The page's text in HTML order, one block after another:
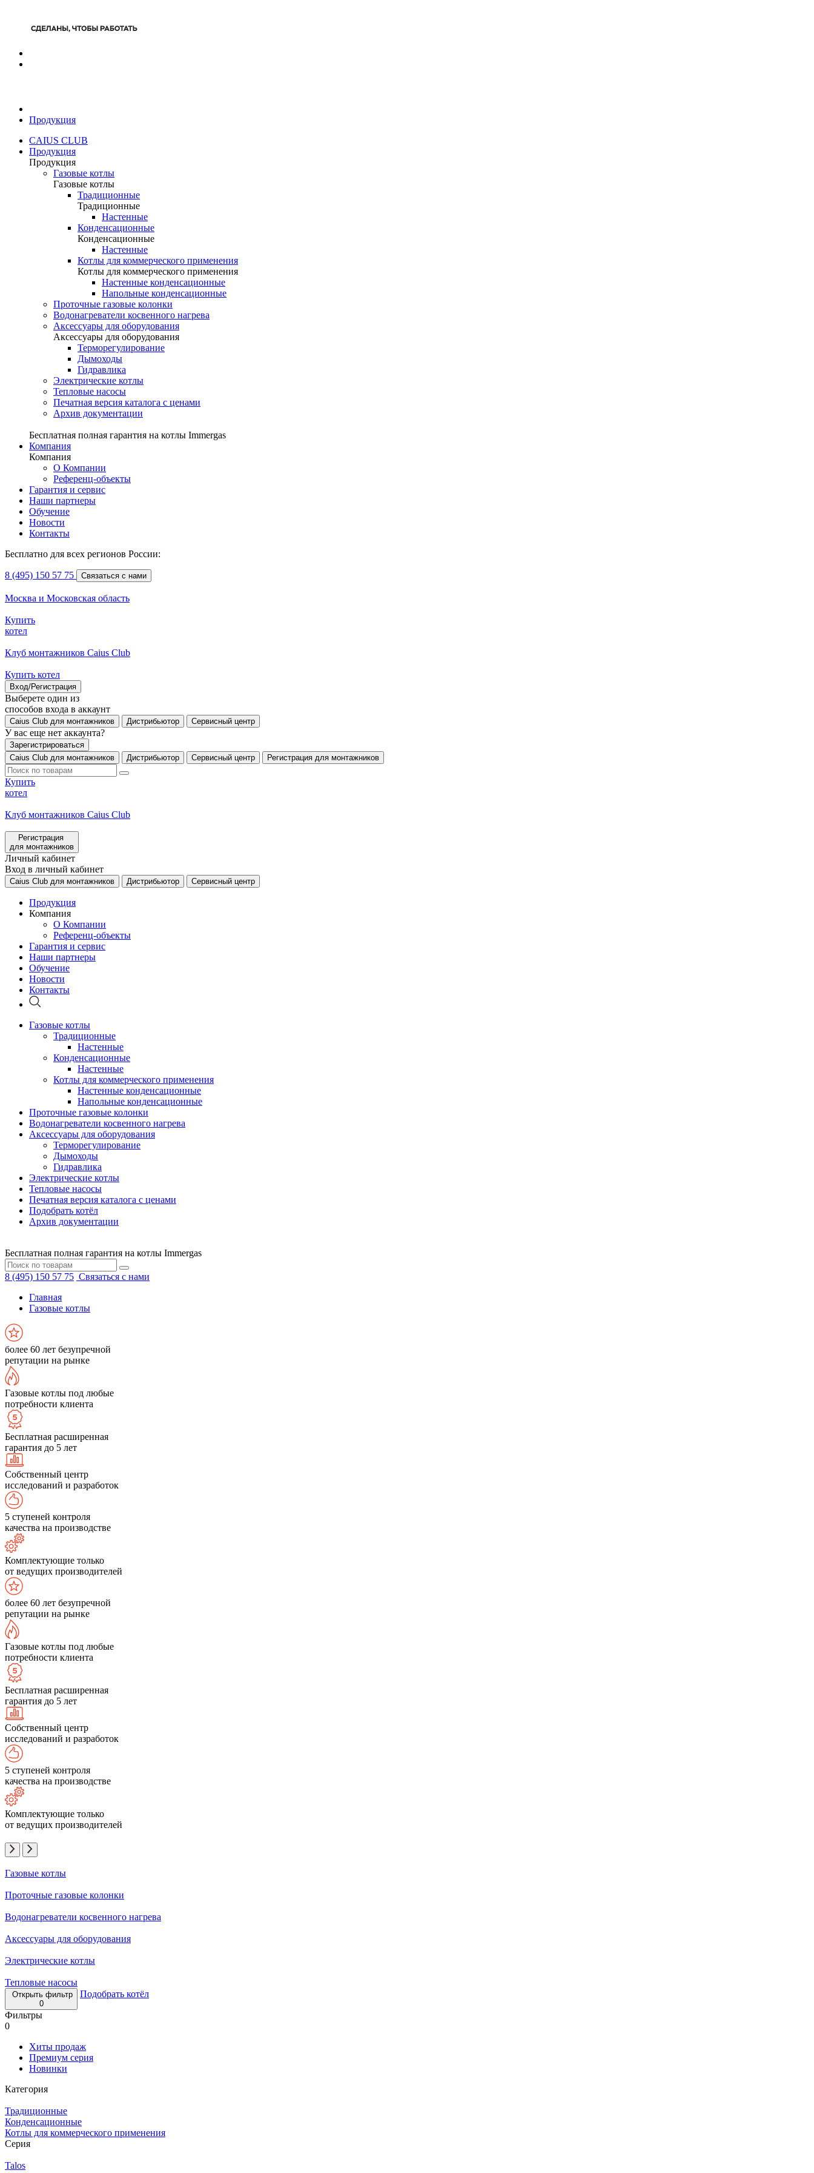
Продукция
CAIUS CLUB
Продукция
Продукция
Газовые котлы
Газовые котлы
Традиционные
Традиционные
Настенные
Конденсационные
Конденсационные
Настенные
Котлы для коммерческого применения
Котлы для коммерческого применения
Настенные конденсационные
Напольные конденсационные
Проточные газовые колонки
Водонагреватели косвенного нагрева
Аксессуары для оборудования
Аксессуары для оборудования
Терморегулирование
Дымоходы
Гидравлика
Электрические котлы
Тепловые насосы
Печатная версия каталога с ценами
Архив документации
Бесплатная полная гарантия на котлы Immergas
Компания
Компания
О Компании
Референц-объекты
Гарантия и сервис
Наши партнеры
Обучение
Новости
Контакты
Бесплатно для всех регионов России:
8 (495) 150 57 75 Связаться с нами
Москва и Московская область
Купить
котел
Клуб монтажников Caius Club
Купить котел
Вход/Регистрация
Выберете один из
способов входа в аккаунт
Caius Club для монтажников Дистрибьютор Сервисный центр
У вас еще нет аккаунта?
Зарегистрироваться
Caius Club для монтажников
Дистрибьютор Сервисный центр Регистрация для монтажников
Купить
котел
Клуб монтажников Caius Club
Регистрация
для монтажников
Личный кабинет
Вход в личный кабинет
Caius Club для монтажников Дистрибьютор Сервисный центр
Продукция
Компания
О Компании
Референц-объекты
Гарантия и сервис
Наши партнеры
Обучение
Новости
Контакты
Газовые котлы
Традиционные
Настенные
Конденсационные
Настенные
Котлы для коммерческого применения
Настенные конденсационные
Напольные конденсационные
Проточные газовые колонки
Водонагреватели косвенного нагрева
Аксессуары для оборудования
Терморегулирование
Дымоходы
Гидравлика
Электрические котлы
Тепловые насосы
Печатная версия каталога с ценами
Подобрать котёл
Архив документации
Бесплатная полная гарантия на котлы Immergas
8 (495) 150 57 75 Связаться с нами
Главная
Газовые котлы
более 60 лет безупречной
репутации на рынке
Газовые котлы под любые
потребности клиента
Бесплатная расширенная
гарантия до 5 лет
Собственный центр
исследований и разработок
5 ступеней контроля
качества на производстве
Комплектующие только
от ведущих производителей
более 60 лет безупречной
репутации на рынке
Газовые котлы под любые
потребности клиента
Бесплатная расширенная
гарантия до 5 лет
Собственный центр
исследований и разработок
5 ступеней контроля
качества на производстве
Комплектующие только
от ведущих производителей
Газовые котлы
Проточные газовые колонки
Водонагреватели косвенного нагрева
Аксессуары для оборудования
Электрические котлы
Тепловые насосы
Открыть фильтр
0
Подобрать котёл
Фильтры
0
Хиты продаж
Премиум серия
Новинки
Категория
Традиционные
Конденсационные
Котлы для коммерческого применения
Серия
Talos